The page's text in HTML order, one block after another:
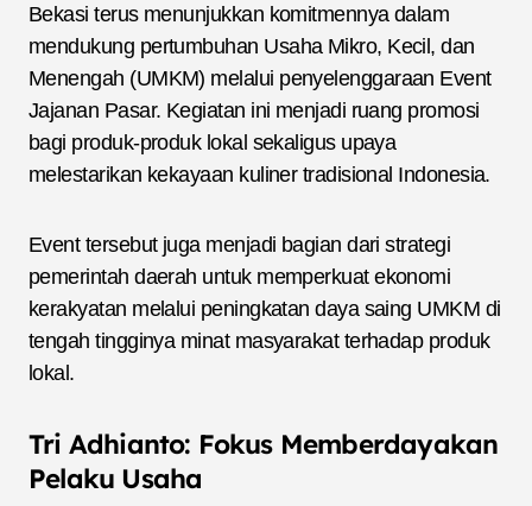
Bekasi terus menunjukkan komitmennya dalam
mendukung pertumbuhan Usaha Mikro, Kecil, dan
Menengah (UMKM) melalui penyelenggaraan Event
Jajanan Pasar. Kegiatan ini menjadi ruang promosi
bagi produk-produk lokal sekaligus upaya
melestarikan kekayaan kuliner tradisional Indonesia.
Event tersebut juga menjadi bagian dari strategi
pemerintah daerah untuk memperkuat ekonomi
kerakyatan melalui peningkatan daya saing UMKM di
tengah tingginya minat masyarakat terhadap produk
lokal.
Tri Adhianto: Fokus Memberdayakan
Pelaku Usaha